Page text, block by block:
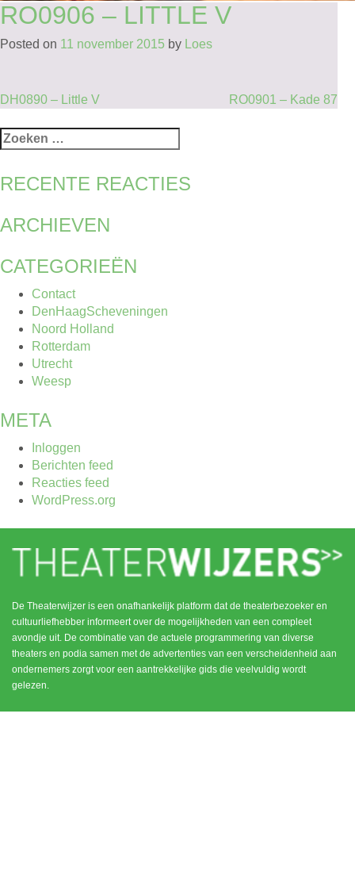
RO0906 – LITTLE V
Posted on 11 november 2015 by Loes
BERICHT
NAVIGATIE
DH0890 – Little V RO0901 – Kade 87
Zoeken
naar:
RECENTE REACTIES
ARCHIEVEN
CATEGORIEËN
Contact
DenHaagScheveningen
Noord Holland
Rotterdam
Utrecht
Weesp
META
Inloggen
Berichten feed
Reacties feed
WordPress.org
De Theaterwijzer is een onafhankelijk platform dat de theaterbezoeker en
cultuurliefhebber informeert over de mogelijkheden van een compleet
avondje uit. De combinatie van de actuele programmering van diverse
theaters en podia samen met de advertenties van een verscheidenheid aan
ondernemers zorgt voor een aantrekkelijke gids die veelvuldig wordt
gelezen.